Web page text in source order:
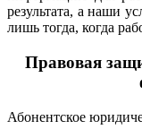
результата, а наши
лишь тогда, когда
Правовая
Абонентское